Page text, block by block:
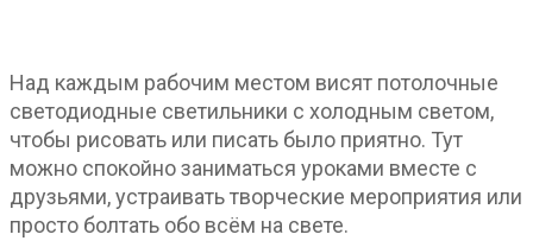
Над каждым рабочим местом висят потолочные
светодиодные светильники с холодным светом,
чтобы рисовать или писать было приятно. Тут
можно спокойно заниматься уроками вместе с
друзьями, устраивать творческие мероприятия или
просто болтать обо всём на свете.